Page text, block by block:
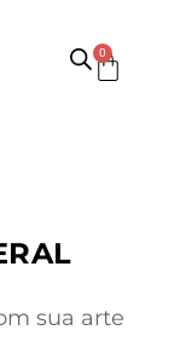
0
sua arte